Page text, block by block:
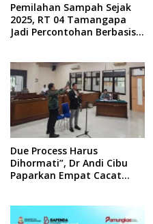
Pemilahan Sampah Sejak
2025, RT 04 Tamangapa
Jadi Percontohan Berbasis
Due Process Harus
Dihormati”, Dr Andi Cibu
Paparkan Empat Cacat